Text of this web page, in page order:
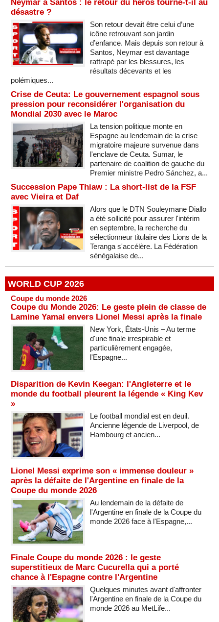
Neymar à Santos : le retour du héros tourne-t-il au
désastre ?
Son retour devait être celui d’une
icône retrouvant son jardin
d’enfance. Mais depuis son retour à
Santos, Neymar est davantage
rattrapé par les blessures, les
résultats décevants et les
polémiques...
Crise de Ceuta: Le gouvernement espagnol sous
pression pour reconsidérer l'organisation du
Mondial 2030 avec le Maroc
La tension politique monte en
Espagne au lendemain de la crise
migratoire majeure survenue dans
l'enclave de Ceuta. Sumar, le
partenaire de coalition de gauche du
Premier ministre Pedro Sánchez, a...
Succession Pape Thiaw : La short-list de la FSF
avec Vieira et Daf
Alors que le DTN Souleymane Diallo
a été sollicité pour assurer l'intérim
en septembre, la recherche du
sélectionneur titulaire des Lions de la
Teranga s'accélère. La Fédération
sénégalaise de...
WORLD CUP 2026
Coupe du monde 2026
Coupe du Monde 2026: Le geste plein de classe de
Lamine Yamal envers Lionel Messi après la finale
New York, États-Unis – Au terme
d'une finale irrespirable et
particulièrement engagée,
l'Espagne...
Disparition de Kevin Keegan: l'Angleterre et le
monde du football pleurent la légende « King Kev
»
Le football mondial est en deuil.
Ancienne légende de Liverpool, de
Hambourg et ancien...
Lionel Messi exprime son « immense douleur »
après la défaite de l'Argentine en finale de la
Coupe du monde 2026
Au lendemain de la défaite de
l'Argentine en finale de la Coupe du
monde 2026 face à l'Espagne,...
Finale Coupe du monde 2026 : le geste
superstitieux de Marc Cucurella qui a porté
chance à l'Espagne contre l'Argentine
Quelques minutes avant d'affronter
l'Argentine en finale de la Coupe du
monde 2026 au MetLife...